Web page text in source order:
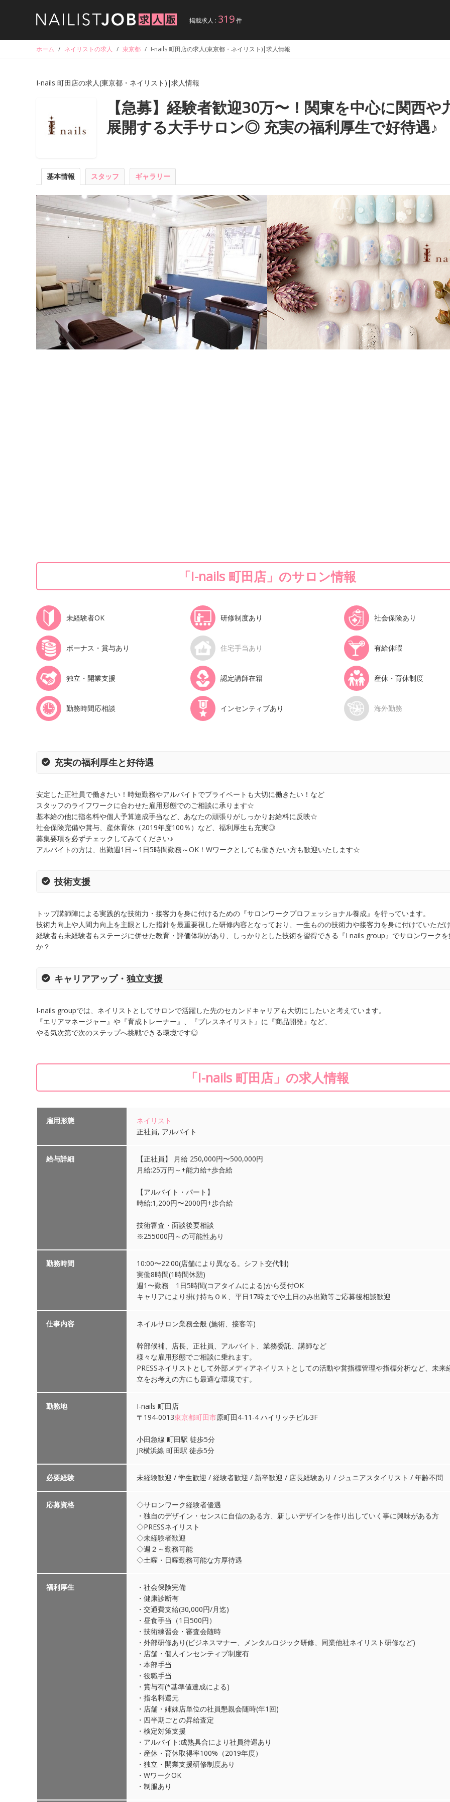
掲載求人 : 319件
ホーム / ネイリストの求人 / 東京都 / I-nails 町田店の求人(東京都・ネイリスト)|求人情報
I-nails 町田店の求人(東京都・ネイリスト)|求人情報
【急募】経験者歓迎30万〜！関東を中心に関西や
展開する大手サロン◎ 充実の福利厚生で好待遇♪
基本情報 スタッフ ギャラリー
「I-nails 町田店」のサロン情報
未経験者OK 研修制度あり 社会保険あり
ボーナス・賞与あり 住宅手当あり 有給休暇
独立・開業支援 認定講師在籍 産休・育休制度
勤務時間応相談 インセンティブあり 海外勤務
充実の福利厚生と好待遇
安定した正社員で働きたい！時短勤務やアルバイトでプライベートも大切に働きたい！など
スタッフのライフワークに合わせた雇用形態でのご相談に承ります☆
基本給の他に指名料や個人予算達成手当など、あなたの頑張りがしっかりお給料に反映☆
社会保険完備や賞与、産休育休（2019年度100％）など、福利厚生も充実◎
募集要項を必ずチェックしてみてください♪
アルバイトの方は、出勤週1日～1日5時間勤務～OK！Wワークとしても働きたい方も歓迎いたします☆
技術支援
トップ講師陣による実践的な技術力・接客力を身に付けるための『サロンワークプロフェッショナル養成』を行っています。
技術力向上や人間力向上を主眼とした指針を最重要視した研修内容となっており、一生ものの技術力や接客力を身に付けていただ
経験者も未経験者もステージに併せた教育・評価体制があり、しっかりとした技術を習得できる『I nails group』でサロンワーク
か？
キャリアアップ・独立支援
I-nails groupでは、ネイリストとしてサロンで活躍した先のセカンドキャリアも大切にしたいと考えています。
『エリアマネージャー』や『育成トレーナー』、『プレスネイリスト』に『商品開発』など、
やる気次第で次のステップへ挑戦できる環境です◎
「I-nails 町田店」の求人情報
雇用形態
ネイリスト
正社員, アルバイト
給与詳細
【正社員】 月給 250,000円〜500,000円
月給:25万円～+能力給+歩合給
【アルバイト・パート】
時給:1,200円〜2000円+歩合給
技術審査・面談後要相談
※255000円～の可能性あり
勤務時間
10:00〜22:00(店舗により異なる。シフト交代制)
実働8時間(1時間休憩)
週1〜勤務 1日5時間(コアタイムによる)から受付OK
キャリアにより掛け持ちＯＫ、平日17時までや土日のみ出勤等ご応募後相談歓迎
仕事内容 ネイルサロン業務全般 (施術、接客等)
幹部候補、店長、正社員、アルバイト、業務委託、講師など
様々な雇用形態でご相談に乗れます。
PRESSネイリストとして外部メディアネイリストとしての活動や営指標管理や指標分析など、未来
立をお考えの方にも最適な環境です。
勤務地
I-nails 町田店
〒194-0013東京都町田市原町田4-11-4 ハイリッチビル3F
小田急線 町田駅 徒歩5分
JR横浜線 町田駅 徒歩5分
必要経験 未経験歓迎 / 学生歓迎 / 経験者歓迎 / 新卒歓迎 / 店長経験あり / ジュニアスタイリスト / 年齢不問
応募資格
◇サロンワーク経験者優遇
・独自のデザイン・センスに自信のある方、新しいデザインを作り出していく事に興味がある方
◇PRESSネイリスト
◇未経験者歓迎
◇週２～勤務可能
◇土曜・日曜勤務可能な方厚待遇
福利厚生
・社会保険完備
・健康診断有
・交通費支給(30,000円/月迄)
・昼食手当（1日500円）
・技術練習会・審査会随時
・外部研修あり(ビジネスマナー、メンタルロジック研修、同業他社ネイリスト研修など)
・店舗・個人インセンティブ制度有
・本部手当
・役職手当
・賞与有(*基準値達成による)
・指名料還元
・店舗・姉妹店単位の社員懇親会随時(年1回)
・四半期ごとの昇給査定
・検定対策支援
・アルバイト:成熟具合により社員待遇あり
・産休・育休取得率100%（2019年度）
・独立・開業支援研修制度あり
・WワークOK
・制服あり